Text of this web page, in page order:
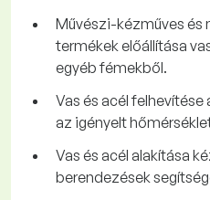
Művészi-kézműves és
termékek előállítása
egyéb fémekből.
Vas és acél
az igényelt
Vas és acél alakítása
berendezések